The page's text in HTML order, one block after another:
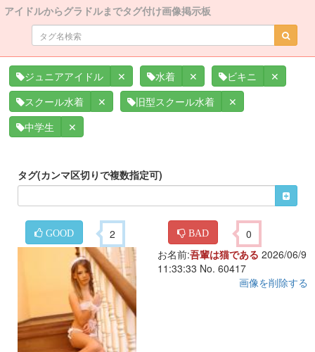
アイドルからグラドルまでタグ付け画像掲示板
ジュニアアイドル ✕ 水着 ✕ ビキニ ✕
スクール水着 ✕ 旧型スクール水着 ✕
中学生 ✕
タグ(カンマ区切りで複数指定可)
GOOD 2 BAD 0
お名前:吾輩は猫である 2026/06/9
11:33:33 No. 60417
画像を削除する